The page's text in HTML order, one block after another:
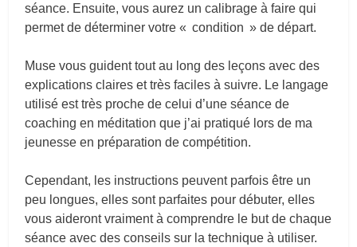
séance. Ensuite, vous aurez un calibrage à faire qui
permet de déterminer votre « condition » de départ.
Muse vous guident tout au long des leçons avec des
explications claires et très faciles à suivre. Le langage
utilisé est très proche de celui d’une séance de
coaching en méditation que j’ai pratiqué lors de ma
jeunesse en préparation de compétition.
Cependant, les instructions peuvent parfois être un
peu longues, elles sont parfaites pour débuter, elles
vous aideront vraiment à comprendre le but de chaque
séance avec des conseils sur la technique à utiliser.